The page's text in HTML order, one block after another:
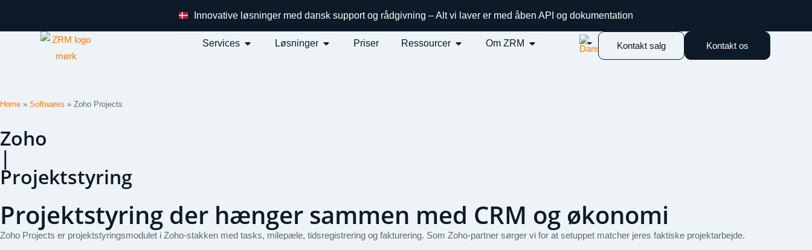
Innovative løsninger med dansk support og rådgivning – Alt vi laver er med åben API og dokumentation
Services Løsninger Priser Ressourcer Om ZRM Kontakt salg Kontakt os
Home » Softwares » Zoho Projects
Zoho
|
Projektstyring
Projektstyring der hænger sammen med CRM og økonomi
Zoho Projects er projektstyringsmodulet i Zoho-stakken med tasks, milepæle, tidsregistrering og fakturering. Som Zoho-partner sørger vi for at setuppet matcher jeres faktiske projektarbejde.